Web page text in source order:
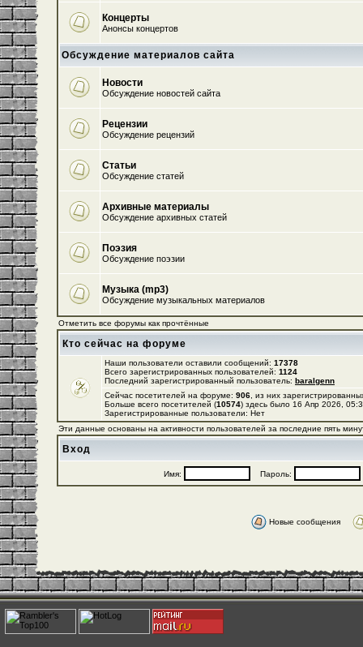
Концерты
Анонсы концертов
Обсуждение материалов сайта
Новости
Обсуждение новостей сайта
Рецензии
Обсуждение рецензий
Статьи
Обсуждение статей
Архивные материалы
Обсуждение архивных статей
Поэзия
Обсуждение поэзии
Музыка (mp3)
Обсуждение музыкальных материалов
Отметить все форумы как прочтённые
Кто сейчас на форуме
Наши пользователи оставили сообщений: 17378
Всего зарегистрированных пользователей: 1124
Последний зарегистрированный пользователь: baralgenn
Сейчас посетителей на форуме: 906 , из них
Больше всего посетителей (10574) здесь было 16 Апр 2026,
Зарегистрированные пользователи: Нет
Эти данные основаны на активности пользователей за последние пять
Вход
Имя: Пароль:
Новые сообщения